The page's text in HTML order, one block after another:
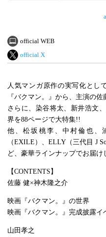
official WEB
official X
人気マンガ原作の実写化とし
『バクマン。』から、主演の
さらに、染谷将太、新井浩文
界を88ページで大特集!!
他、松坂桃李、中村倫也、
（EXILE）、ELLY（三代目 J
ど、豪華ラインナップでお届け
【CONTENTS】
佐藤 健×神木隆之介
映画『バクマン。』の世界
映画『バクマン。』完成披露イ
山田孝之